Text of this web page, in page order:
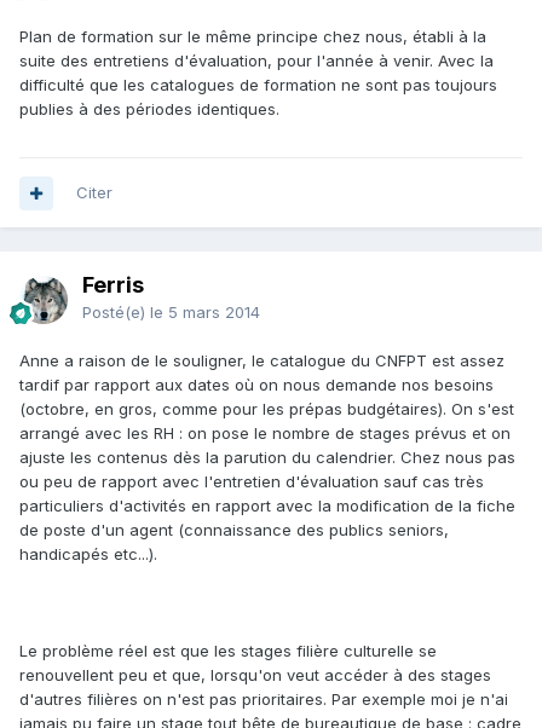
Plan de formation sur le même principe chez nous, établi à la
suite des entretiens d'évaluation, pour l'année à venir. Avec la
difficulté que les catalogues de formation ne sont pas toujours
publies à des périodes identiques.
Citer
Ferris
Posté(e) le 5 mars 2014
Anne a raison de le souligner, le catalogue du CNFPT est assez
tardif par rapport aux dates où on nous demande nos besoins
(octobre, en gros, comme pour les prépas budgétaires). On s'est
arrangé avec les RH : on pose le nombre de stages prévus et on
ajuste les contenus dès la parution du calendrier. Chez nous pas
ou peu de rapport avec l'entretien d'évaluation sauf cas très
particuliers d'activités en rapport avec la modification de la fiche
de poste d'un agent (connaissance des publics seniors,
handicapés etc...).
Le problème réel est que les stages filière culturelle se
renouvellent peu et que, lorsqu'on veut accéder à des stages
d'autres filières on n'est pas prioritaires. Par exemple moi je n'ai
jamais pu faire un stage tout bête de bureautique de base : cadre